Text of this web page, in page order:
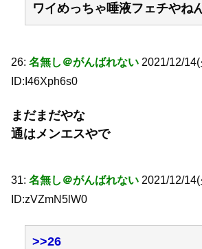
ワイめっちゃ唾液フェチやね
26: 名無し＠がんばれない 2021/12/
ID:I46Xph6s0
まだまだやな
通はメンエスやで
31: 名無し＠がんばれない 2021/12/
ID:zVZmN5lW0
>>26